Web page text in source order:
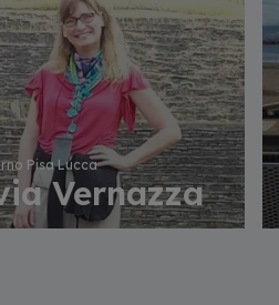
Pisa Lucca
Vernazza